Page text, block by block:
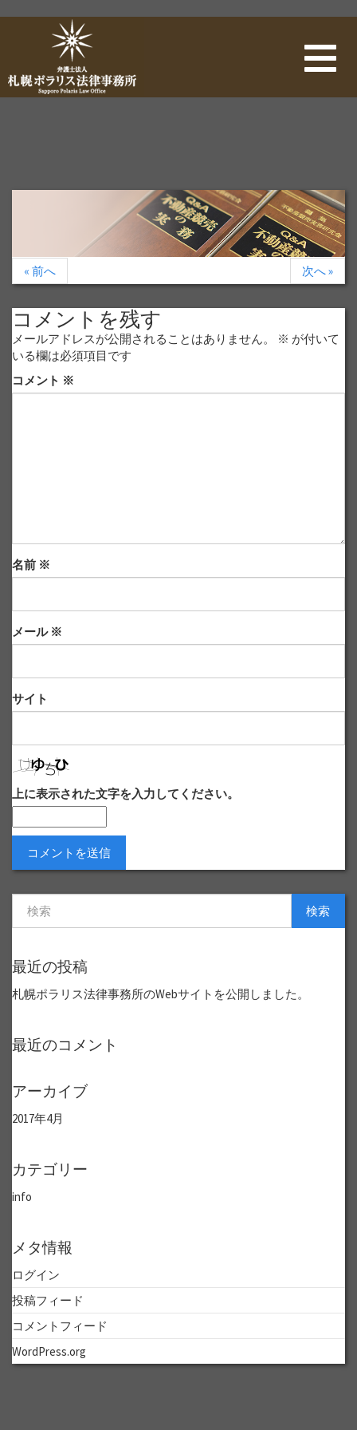
ナ
ビ
« 前へ 次へ »
コメントを残す
メールアドレスが公開されることはありません。 ※ が付いて
いる欄は必須項目です
コメント ※
名前 ※
メール ※
サイト
上に表示された文字を入力してください。
検索
最近の投稿
札幌ポラリス法律事務所のWebサイトを公開しました。
最近のコメント
アーカイブ
2017年4月
カテゴリー
info
メタ情報
ログイン
投稿フィード
コメントフィード
WordPress.org